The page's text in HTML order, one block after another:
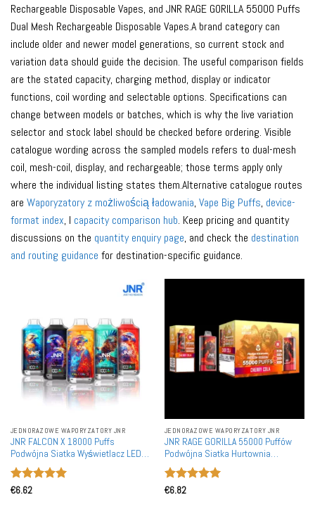
Rechargeable Disposable Vapes, and JNR RAGE GORILLA 55000 Puffs
Dual Mesh Rechargeable Disposable Vapes.A brand category can
include older and newer model generations, so current stock and
variation data should guide the decision. The useful comparison fields
are the stated capacity, charging method, display or indicator
functions, coil wording and selectable options. Specifications can
change between models or batches, which is why the live variation
selector and stock label should be checked before ordering. Visible
catalogue wording across the sampled models refers to dual-mesh
coil, mesh-coil, display, and rechargeable; those terms apply only
where the individual listing states them.Alternative catalogue routes
are Waporyzatory z możliwością ładowania, Vape Big Puffs, device-
format index, I capacity comparison hub. Keep pricing and quantity
discussions on the quantity enquiry page, and check the destination
and routing guidance for destination-specific guidance.
JEDNORAZOWE WAPORYZATORY JNR
JNR FALCON X 18000 Puffs
Podwójna Siatka Wyświetlacz LED
Zakup Hurtowy Akumulatory
Jednorazowe Waporyzatory
Wymienne
Oceniono
€6.62
JEDNORAZOWE WAPORYZATORY JNR
JNR RAGE GORILLA 55000 Puffów
Podwójna Siatka Hurtownia
Jednorazowe Waporyzatory
Naładowane Z Możliwością
Ponownego Naładowania
Oceniono
€6.82